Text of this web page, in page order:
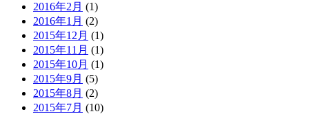
2016年2月 (1)
2016年1月 (2)
2015年12月 (1)
2015年11月 (1)
2015年10月 (1)
2015年9月 (5)
2015年8月 (2)
2015年7月 (10)